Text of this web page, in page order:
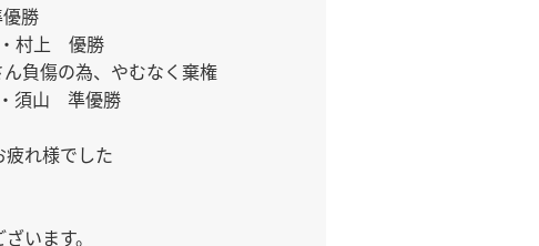
勝
村上　優勝
負傷の為、やむなく棄権
須山　準優勝
れ様でした
います。